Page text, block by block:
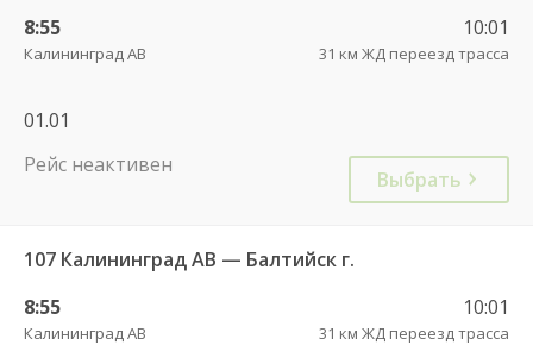
8:55
Калининград АВ
10:01
31 км ЖД переезд трасса
01.01
Рейс неактивен
Выбрать
107 Калининград АВ — Балтийск г.
8:55
Калининград АВ
10:01
31 км ЖД переезд трасса